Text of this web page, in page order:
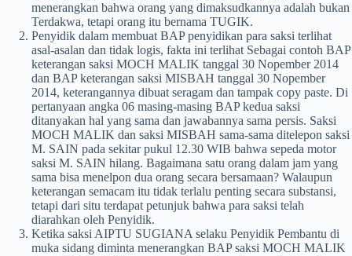
menerangkan bahwa orang yang dimaksudkannya adalah bukan
Terdakwa, tetapi orang itu bernama TUGIK.
Penyidik dalam membuat BAP penyidikan para saksi terlihat
asal-asalan dan tidak logis, fakta ini terlihat Sebagai contoh BAP
keterangan saksi MOCH MALIK tanggal 30 Nopember 2014
dan BAP keterangan saksi MISBAH tanggal 30 Nopember
2014, keterangannya dibuat seragam dan tampak copy paste. Di
pertanyaan angka 06 masing-masing BAP kedua saksi
ditanyakan hal yang sama dan jawabannya sama persis. Saksi
MOCH MALIK dan saksi MISBAH sama-sama ditelepon saksi
M. SAIN pada sekitar pukul 12.30 WIB bahwa sepeda motor
saksi M. SAIN hilang. Bagaimana satu orang dalam jam yang
sama bisa menelpon dua orang secara bersamaan? Walaupun
keterangan semacam itu tidak terlalu penting secara substansi,
tetapi dari situ terdapat petunjuk bahwa para saksi telah
diarahkan oleh Penyidik.
Ketika saksi AIPTU SUGIANA selaku Penyidik Pembantu di
muka sidang diminta menerangkan BAP saksi MOCH MALIK